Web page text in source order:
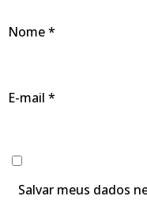
Nome*
E-mail *
Salvar meus dados